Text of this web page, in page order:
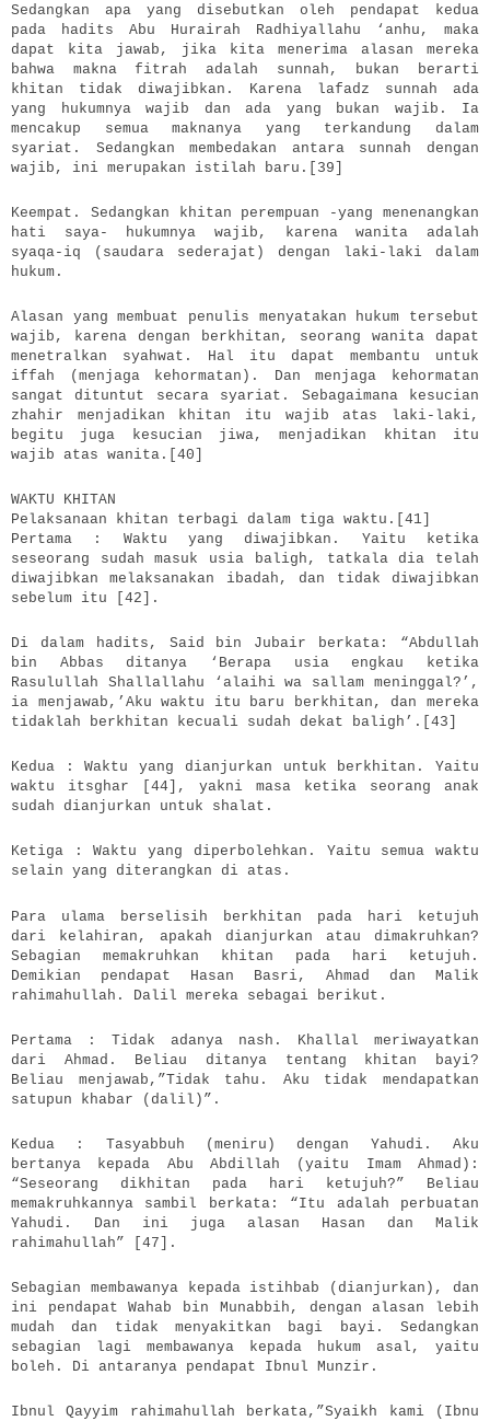
Sedangkan apa yang disebutkan oleh pendapat kedua
pada hadits Abu Hurairah Radhiyallahu ‘anhu, maka
dapat kita jawab, jika kita menerima alasan mereka
bahwa makna fitrah adalah sunnah, bukan berarti
khitan tidak diwajibkan. Karena lafadz sunnah ada
yang hukumnya wajib dan ada yang bukan wajib. Ia
mencakup semua maknanya yang terkandung dalam
syariat. Sedangkan membedakan antara sunnah dengan
wajib, ini merupakan istilah baru.[39]
Keempat. Sedangkan khitan perempuan -yang menenangkan
hati saya- hukumnya wajib, karena wanita adalah
syaqa-iq (saudara sederajat) dengan laki-laki dalam
hukum.
Alasan yang membuat penulis menyatakan hukum tersebut
wajib, karena dengan berkhitan, seorang wanita dapat
menetralkan syahwat. Hal itu dapat membantu untuk
iffah (menjaga kehormatan). Dan menjaga kehormatan
sangat dituntut secara syariat. Sebagaimana kesucian
zhahir menjadikan khitan itu wajib atas laki-laki,
begitu juga kesucian jiwa, menjadikan khitan itu
wajib atas wanita.[40]
WAKTU KHITAN
Pelaksanaan khitan terbagi dalam tiga waktu.[41]
Pertama : Waktu yang diwajibkan. Yaitu ketika
seseorang sudah masuk usia baligh, tatkala dia telah
diwajibkan melaksanakan ibadah, dan tidak diwajibkan
sebelum itu [42].
Di dalam hadits, Said bin Jubair berkata: “Abdullah
bin Abbas ditanya ‘Berapa usia engkau ketika
Rasulullah Shallallahu ‘alaihi wa sallam meninggal?’,
ia menjawab,’Aku waktu itu baru berkhitan, dan mereka
tidaklah berkhitan kecuali sudah dekat baligh’.[43]
Kedua : Waktu yang dianjurkan untuk berkhitan. Yaitu
waktu itsghar [44], yakni masa ketika seorang anak
sudah dianjurkan untuk shalat.
Ketiga : Waktu yang diperbolehkan. Yaitu semua waktu
selain yang diterangkan di atas.
Para ulama berselisih berkhitan pada hari ketujuh
dari kelahiran, apakah dianjurkan atau dimakruhkan?
Sebagian memakruhkan khitan pada hari ketujuh.
Demikian pendapat Hasan Basri, Ahmad dan Malik
rahimahullah. Dalil mereka sebagai berikut.
Pertama : Tidak adanya nash. Khallal meriwayatkan
dari Ahmad. Beliau ditanya tentang khitan bayi?
Beliau menjawab,”Tidak tahu. Aku tidak mendapatkan
satupun khabar (dalil)”.
Kedua : Tasyabbuh (meniru) dengan Yahudi. Aku
bertanya kepada Abu Abdillah (yaitu Imam Ahmad):
“Seseorang dikhitan pada hari ketujuh?” Beliau
memakruhkannya sambil berkata: “Itu adalah perbuatan
Yahudi. Dan ini juga alasan Hasan dan Malik
rahimahullah” [47].
Sebagian membawanya kepada istihbab (dianjurkan), dan
ini pendapat Wahab bin Munabbih, dengan alasan lebih
mudah dan tidak menyakitkan bagi bayi. Sedangkan
sebagian lagi membawanya kepada hukum asal, yaitu
boleh. Di antaranya pendapat Ibnul Munzir.
Ibnul Qayyim rahimahullah berkata,”Syaikh kami (Ibnu